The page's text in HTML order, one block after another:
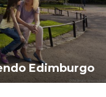
Edimburgo